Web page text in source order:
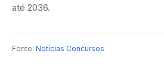
até 2036.
Fonte: Notícias Concursos